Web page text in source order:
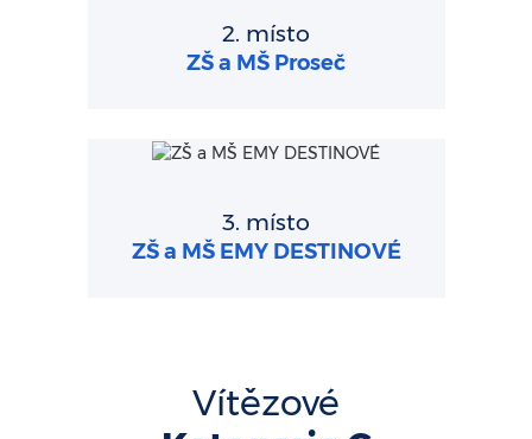
2. místo
ZŠ a MŠ Proseč
3. místo
ZŠ a MŠ EMY DESTINOVÉ
Vítězové